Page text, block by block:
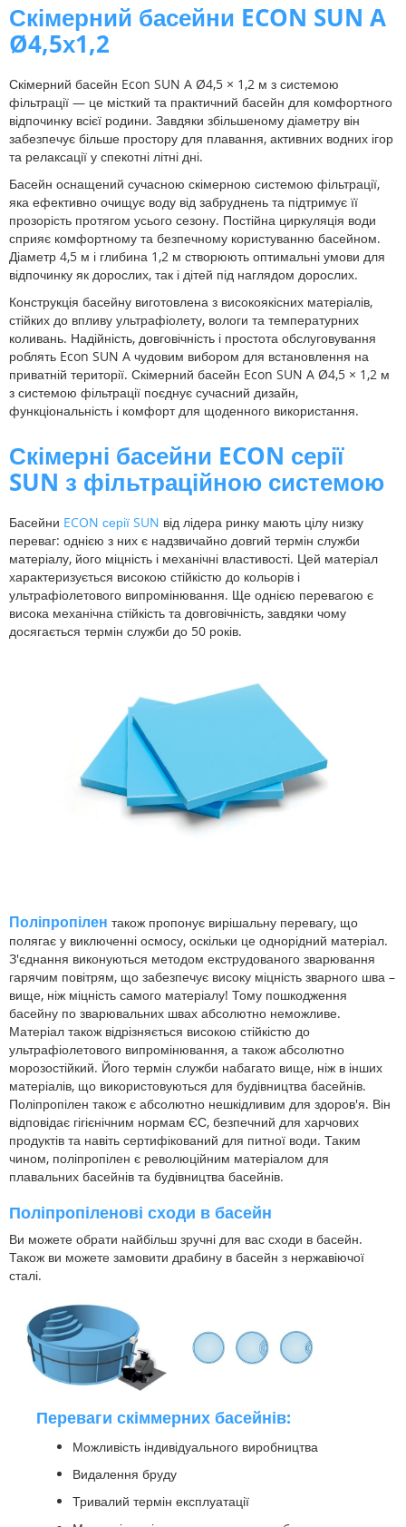
Скімерний басейни ECON SUN A
Ø4,5х1,2
Скімерний басейн Econ SUN A Ø4,5 × 1,2 м з системою
фільтрації — це місткий та практичний басейн для комфортного
відпочинку всієї родини. Завдяки збільшеному діаметру він
забезпечує більше простору для плавання, активних водних ігор
та релаксації у спекотні літні дні.
Басейн оснащений сучасною скімерною системою фільтрації,
яка ефективно очищує воду від забруднень та підтримує її
прозорість протягом усього сезону. Постійна циркуляція води
сприяє комфортному та безпечному користуванню басейном.
Діаметр 4,5 м і глибина 1,2 м створюють оптимальні умови для
відпочинку як дорослих, так і дітей під наглядом дорослих.
Конструкція басейну виготовлена з високоякісних матеріалів,
стійких до впливу ультрафіолету, вологи та температурних
коливань. Надійність, довговічність і простота обслуговування
роблять Econ SUN A чудовим вибором для встановлення на
приватній території. Скімерний басейн Econ SUN A Ø4,5 × 1,2 м
з системою фільтрації поєднує сучасний дизайн,
функціональність і комфорт для щоденного використання.
Скімерні басейни ECON серії
SUN з фільтраційною системою
Басейни ECON серії SUN від лідера ринку мають цілу низку
переваг: однією з них є надзвичайно довгий термін служби
матеріалу, його міцність і механічні властивості. Цей матеріал
характеризується високою стійкістю до кольорів і
ультрафіолетового випромінювання. Ще однією перевагою є
висока механічна стійкість та довговічність, завдяки чому
досягається термін служби до 50 років.
Поліпропілен також пропонує вирішальну перевагу, що
полягає у виключенні осмосу, оскільки це однорідний матеріал.
З'єднання виконуються методом екструдованого зварювання
гарячим повітрям, що забезпечує високу міцність зварного шва –
вище, ніж міцність самого матеріалу! Тому пошкодження
басейну по зварювальних швах абсолютно неможливе.
Матеріал також відрізняється високою стійкістю до
ультрафіолетового випромінювання, а також абсолютно
морозостійкий. Його термін служби набагато вище, ніж в інших
матеріалів, що використовуються для будівництва басейнів.
Поліпропілен також є абсолютно нешкідливим для здоров'я. Він
відповідає гігієнічним нормам ЄС, безпечний для харчових
продуктів та навіть сертифікований для питної води. Таким
чином, поліпропілен є революційним матеріалом для
плавальних басейнів та будівництва басейнів.
Поліпропіленові сходи в басейн
Ви можете обрати найбільш зручні для вас сходи в басейн.
Також ви можете замовити драбину в басейн з нержавіючої
сталі.
Переваги скіммерних басейнів:
Можливість індивідуального виробництва
Видалення бруду
Тривалий термін експлуатації